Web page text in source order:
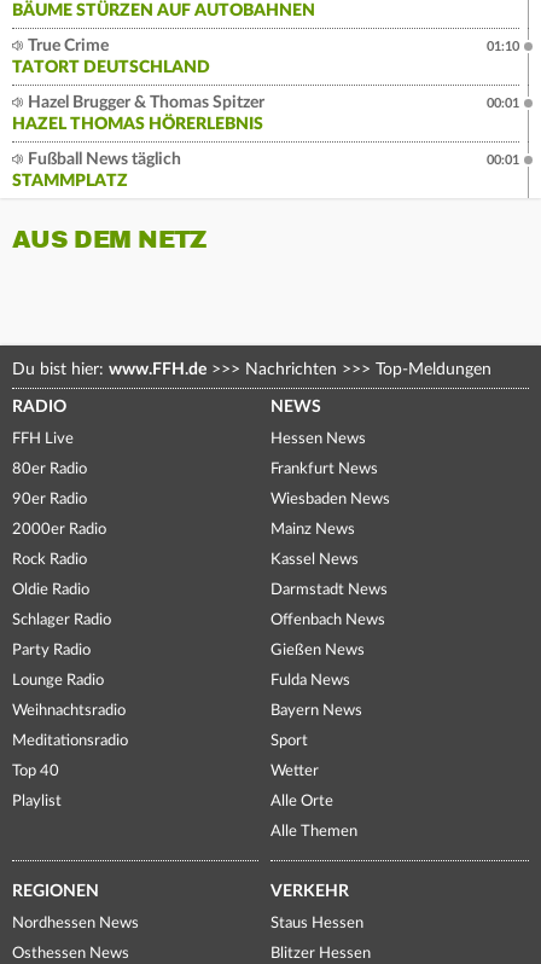
BÄUME STÜRZEN AUF AUTOBAHNEN
True Crime
TATORT DEUTSCHLAND
01:10
Hazel Brugger & Thomas Spitzer
HAZEL THOMAS HÖRERLEBNIS
00:01
Fußball News täglich
STAMMPLATZ
00:01
AUS DEM NETZ
Du bist hier: www.FFH.de >>> Nachrichten >>> Top-Meldungen
RADIO
FFH Live
80er Radio
90er Radio
2000er Radio
Rock Radio
Oldie Radio
Schlager Radio
Party Radio
Lounge Radio
Weihnachtsradio
Meditationsradio
Top 40
Playlist
NEWS
Hessen News
Frankfurt News
Wiesbaden News
Mainz News
Kassel News
Darmstadt News
Offenbach News
Gießen News
Fulda News
Bayern News
Sport
Wetter
Alle Orte
Alle Themen
REGIONEN
Nordhessen News
Osthessen News
VERKEHR
Staus Hessen
Blitzer Hessen